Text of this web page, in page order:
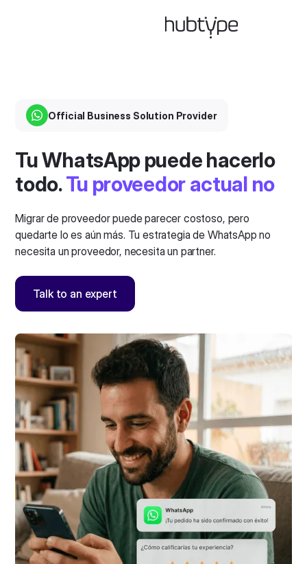
Official Business Solution Provider
Tu WhatsApp puede hacerlo
todo.Tu proveedor actual no
Migrar de proveedor puede parecer costoso, pero
quedarte lo es aún más. Tu estrategia de WhatsApp no
necesita un proveedor, necesita un partner.
Talk to an expert